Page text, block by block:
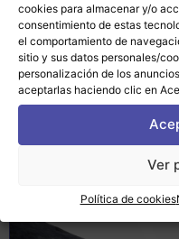
cookies para almacenar y/o
consentimiento de estas
el comportamiento de
sitio y sus datos personales/
personalización de los
aceptarlas haciendo clic en
Ver
Política de cookies